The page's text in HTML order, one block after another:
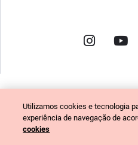
PORTAL DE
CÓDIGO DE ÉTICA
Utilizamos cookies e tecnologia
experiência de navegação de
cookies